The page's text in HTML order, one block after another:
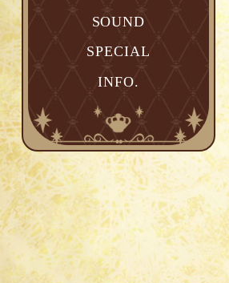
SOUND
SPECIAL
INFO.